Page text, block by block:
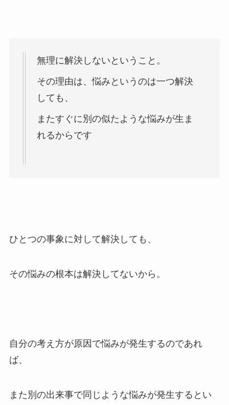
無理に解決しないということ。
その理由は、悩みというのは一つ解決
しても、
またすぐに別の似たような悩みが生ま
れるからです
ひとつの事象に対して解決しても、
その悩みの根本は解決してないから。
自分の考え方が原因で悩みが発生するのであれ
ば、
また別の出来事で同じような悩みが発生するとい